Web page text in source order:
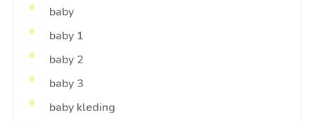
baby
baby 1
baby 2
baby 3
baby kleding